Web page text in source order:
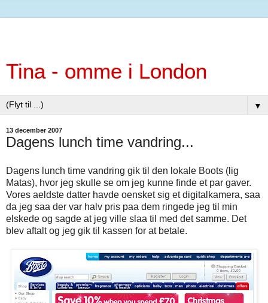
Tina - omme i London
▼
13 december 2007
Dagens lunch time vandring...
Dagens lunch time vandring gik til den lokale Boots (lig
Matas), hvor jeg skulle se om jeg kunne finde et par gaver.
Vores aeldste datter havde oensket sig et digitalkamera, saa
da jeg saa der var halv pris paa dem ringede jeg til min
elskede og sagde at jeg ville slaa til med det samme. Det
blev aftalt og jeg gik til kassen for at betale.